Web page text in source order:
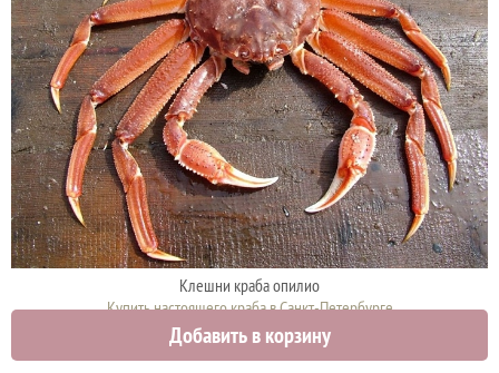
Клешни краба опилио
Купить настоящего краба в Санкт-Петербурге
6100 руб.
Добавить в корзину